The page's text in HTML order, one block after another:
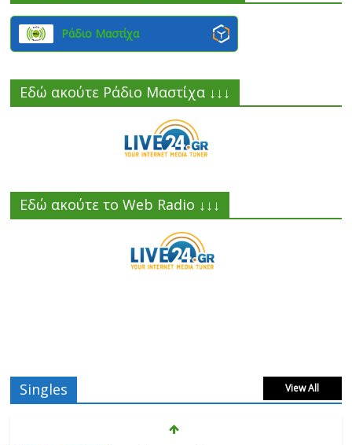
Ράδιο Μαστίχα
Εδώ ακούτε Ράδιο Μαστίχα ↓↓↓
Εδώ ακούτε το Web Radio ↓↓↓
Singles View All